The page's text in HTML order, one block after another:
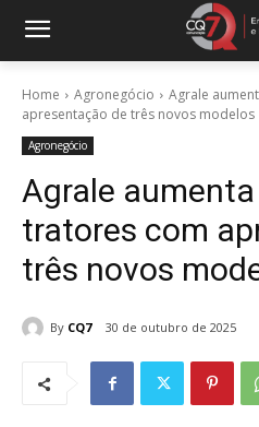
Home Agronegócio
Agrale
apresentação de três novos modelos
Agronegócio
Agrale
tratores com
três novos
By CQ7 30 de outubro de 2025